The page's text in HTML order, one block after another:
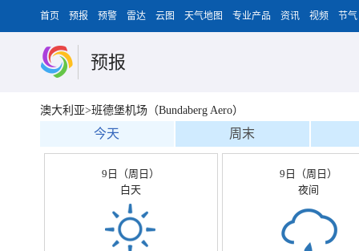
首页 预报 预警 雷达 云图 天气地图 专业产品 资讯 视频 节气
预报
澳大利亚>班德堡机场（Bundaberg Aero）
今天 周末
9日（周日）
白天
9日（周日）
夜间